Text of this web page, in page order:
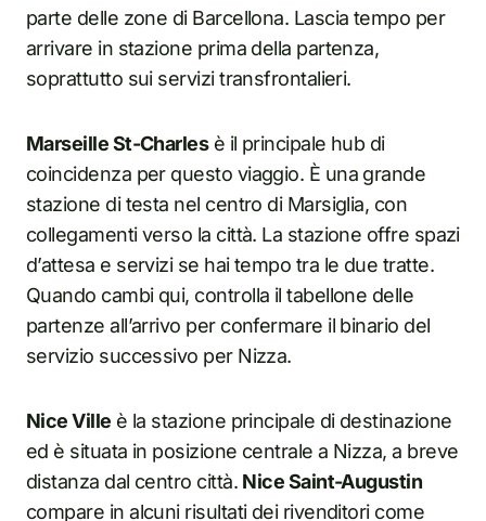
parte delle zone di Barcellona. Lascia tempo per
arrivare in stazione prima della partenza,
soprattutto sui servizi transfrontalieri.
Marseille St-Charlesè il principale hub di
coincidenza per questo viaggio. È una grande
stazione di testa nel centro di Marsiglia, con
collegamenti verso la città. La stazione offre spazi
d’attesa e servizi se hai tempo tra le due tratte.
Quando cambi qui, controlla il tabellone delle
partenze all’arrivo per confermare il binario del
servizio successivo per Nizza.
Nice Ville è la stazione principale di destinazione
ed è situata in posizione centrale a Nizza, a breve
distanza dal centro città. Nice Saint-Augustin
compare in alcuni risultati dei rivenditori come